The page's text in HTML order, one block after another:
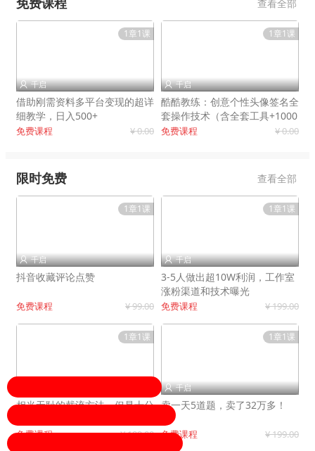
查看全部
1章1课
 千启
借助刚需资料多平台变现的超详
细教学，日入500+
免费课程 ¥ 0.00
1章1课
 千启
酷酷教练：创意个性头像签名全
套操作技术（含全套工具+1000
套模板）
免费课程 ¥ 0.00
限时免费 查看全部
1章1课
 千启
抖音收藏评论点赞
免费课程 ¥ 99.00
1章1课
 千启
3-5人做出超10W利润，工作室
涨粉渠道和技术曝光
免费课程 ¥ 199.00
1章1课
相当无耻的截流方法，但是十分
免费课程 ¥ 199.00
1章1课
 千启
卖一天5道题，卖了32万多！
免费课程 ¥ 199.00